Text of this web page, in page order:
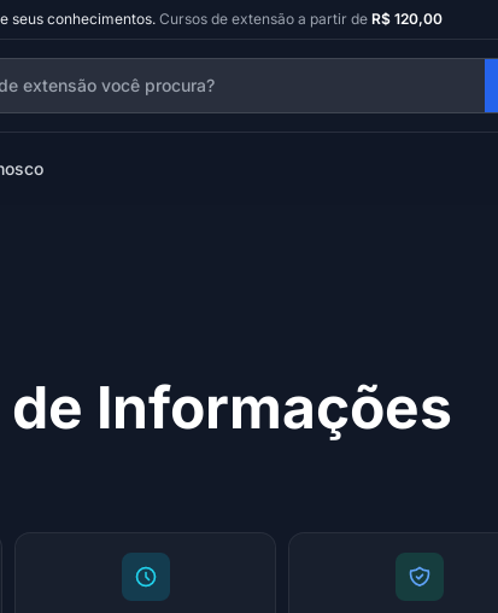
seus conhecimentos. Cursos de extensão a partir de R$ 120,00
Informações